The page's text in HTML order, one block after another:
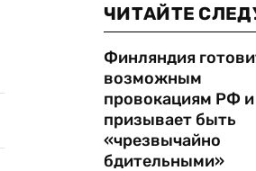
ЧИТАЙТЕ
Финляндия
возможным
провокациям РФ и
призывает быть
«чрезвычайно
бдительными»